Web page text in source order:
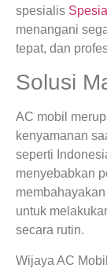
spesialis
menangani
tepat, dan
Solusi
AC mobil
kenyamanan
seperti
menyebabkan
untuk
secara rutin.
Wijaya AC